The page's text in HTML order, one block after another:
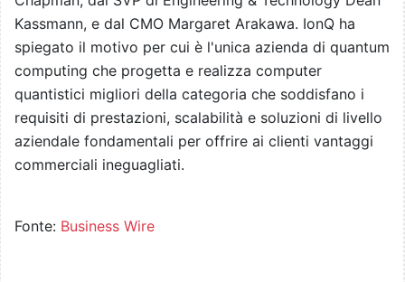
Kassmann, e dal CMO Margaret Arakawa. IonQ ha
spiegato il motivo per cui è l'unica azienda di quantum
computing che progetta e realizza computer
quantistici migliori della categoria che soddisfano i
requisiti di prestazioni, scalabilità e soluzioni di livello
aziendale fondamentali per offrire ai clienti vantaggi
commerciali ineguagliati.
Fonte: Business Wire